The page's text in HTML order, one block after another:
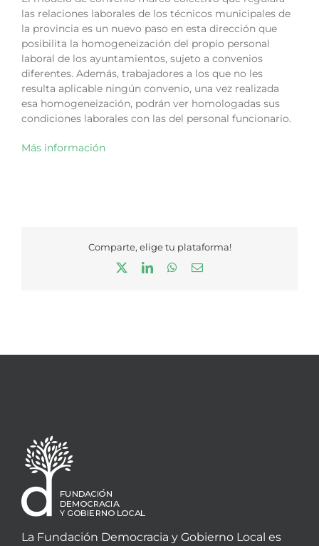
las relaciones laborales de los técnicos municipales de
la provincia es un nuevo paso en esta dirección que
posibilita la homogeneización del propio personal
laboral de los ayuntamientos, sujeto a convenios
diferentes. Además, trabajadores a los que no les
resulta aplicable ningún convenio, una vez realizada
esa homogeneización, podrán ver homologadas sus
condiciones laborales con las del personal funcionario.
Más información
Comparte, elige tu plataforma!
LinkedInWhatsApp
Correo
La Fundación Democracia y Gobierno Local es